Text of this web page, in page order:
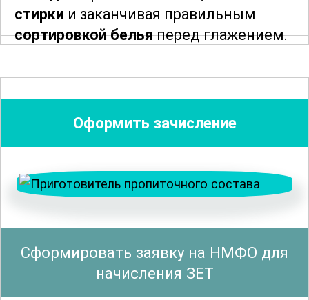
стирки и заканчивая правильным
сортировкой бельяперед глажением.
повреждений и улучшить качество
конечного результата.
Участники узнают о современных
утюгах, парогенераторах и других
значительно облегчить процесс
подготовки белья. Особое внимание
уделяется технике безопасности при
Оформить зачисление
Сформировать заявку на НМФО для
начисления ЗЕТ